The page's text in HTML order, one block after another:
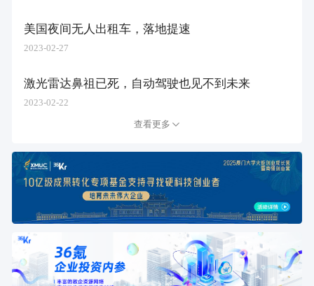
美国夜间无人出租车，落地提速
2023-02-27
激光雷达鼻祖已死，自动驾驶也见不到未来
2023-02-22
查看更多